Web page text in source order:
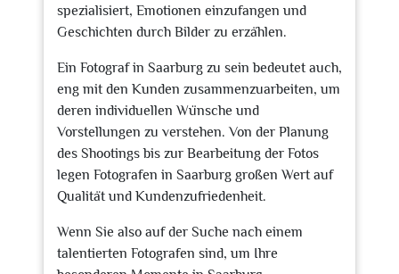
spezialisiert, Emotionen einzufangen und
Geschichten durch Bilder zu erzählen.
Ein Fotograf in Saarburg zu sein bedeutet auch,
eng mit den Kunden zusammenzuarbeiten, um
deren individuellen Wünsche und
Vorstellungen zu verstehen. Von der Planung
des Shootings bis zur Bearbeitung der Fotos
legen Fotografen in Saarburg großen Wert auf
Qualität und Kundenzufriedenheit.
Wenn Sie also auf der Suche nach einem
talentierten Fotografen sind, um Ihre